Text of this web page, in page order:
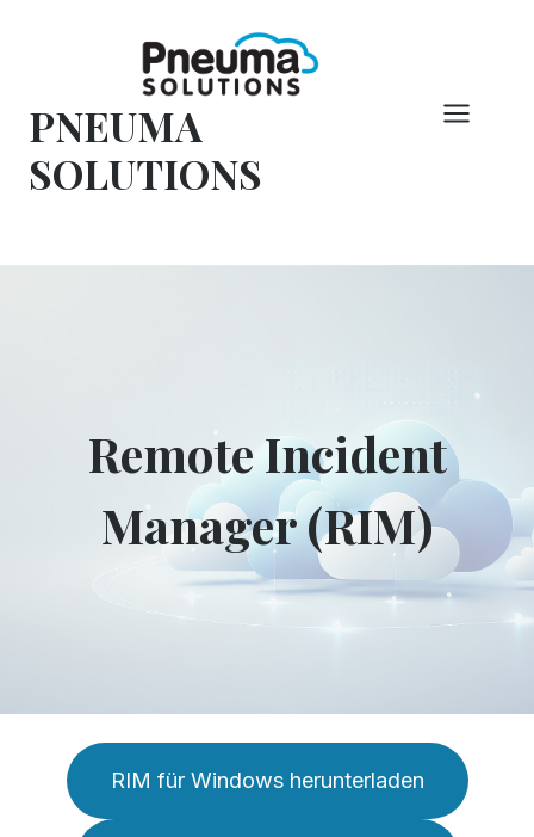
PNEUMA
SOLUTIONS
Remote Incident
Manager (RIM)
RIM für Windows herunterladen